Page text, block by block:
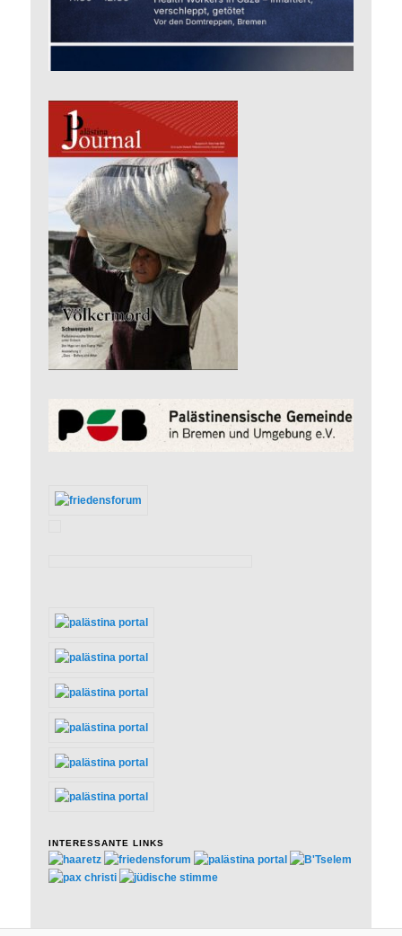
INTERESSANTE LINKS